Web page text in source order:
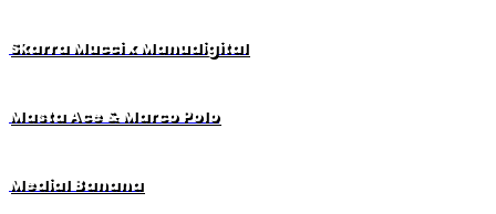
Skarra Mucci x Manudigital
Masta Ace & Marco Polo
Medial Banana